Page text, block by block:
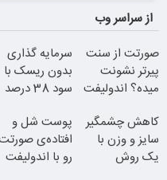
از سراسر وب
صورتت از سنت
پیرتر نشونت
میده؟ اندولیفت
سرمایه گذاری
بدون ریسک با
سود 38 درصد
کاهش چشمگیر
سایز و وزن با
یک روش
پوست شل و
افتاده‌ی
رو با اندولیفت